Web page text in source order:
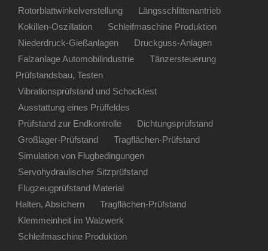
Rotorblattwinkelverstellung
Längsschlittenantrieb
Kokillen-Oszillation
Schleifmaschine Produktion
Niederdruck-Gießanlagen
Druckguss-Anlagen
Falzanlage Automobilindustrie
Tänzersteuerung
Prüfstandsbau, Testen
Vibrationsprüfstand und Schocktest
Ausstattung eines Prüffeldes
Prüfstand zur Endkontrolle
Dichtungsprüfstand
Großlager-Prüfstand
Tragflächen-Prüfstand
Simulation von Flugbedingungen
Servohydraulischer Sitzprüfstand
Flugzeugprüfstand Material
Halten, Absichern
Tragflächen-Prüfstand
Klemmeinheit im Walzwerk
Schleifmaschine Produktion